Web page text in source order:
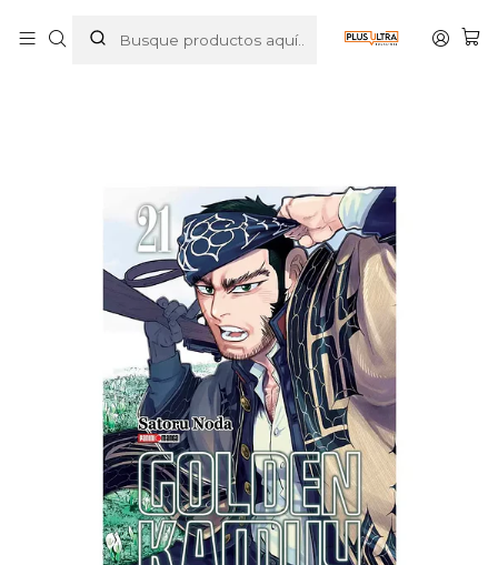
GOLDEN KAMUY 21 - PANINI ARGENTINA